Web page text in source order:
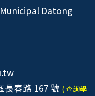
Datong
長春路 167 號 ( 查詢學